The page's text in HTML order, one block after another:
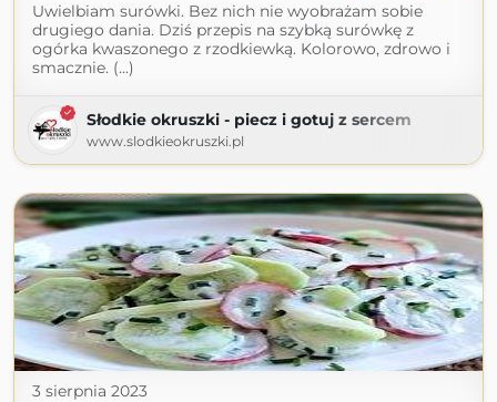
Uwielbiam surówki. Bez nich nie wyobrażam sobie
drugiego dania. Dziś przepis na szybką surówkę z
ogórka kwaszonego z rzodkiewką. Kolorowo, zdrowo i
smacznie. (...)
Słodkie okruszki - piecz i gotuj z sercem
www.slodkieokruszki.pl
3 sierpnia 2023